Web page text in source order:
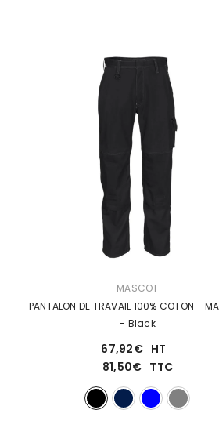
MASCOT
- Black
67,92€ HT
81,50€ TTC